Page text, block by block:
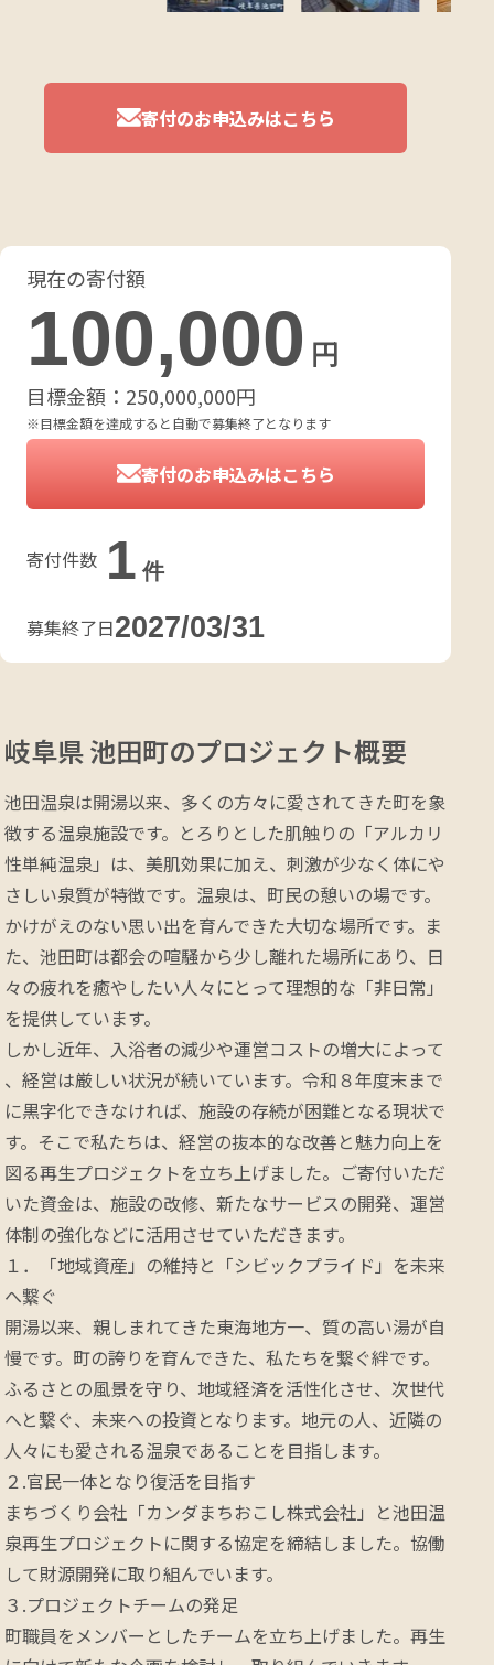
岐阜県 池田町のプロジェクト概要
池田温泉は開湯以来、多くの方々に愛されてきた町を象
徴する温泉施設です。とろりとした肌触りの「アルカリ
性単純温泉」は、美肌効果に加え、刺激が少なく体にや
さしい泉質が特徴です。温泉は、町民の憩いの場です。
かけがえのない思い出を育んできた大切な場所です。ま
た、池田町は都会の喧騒から少し離れた場所にあり、日
々の疲れを癒やしたい人々にとって理想的な「非日常」
を提供しています。
しかし近年、入浴者の減少や運営コストの増大によって
、経営は厳しい状況が続いています。令和８年度末まで
に黒字化できなければ、施設の存続が困難となる現状で
す。そこで私たちは、経営の抜本的な改善と魅力向上を
図る再生プロジェクトを立ち上げました。ご寄付いただ
いた資金は、施設の改修、新たなサービスの開発、運営
体制の強化などに活用させていただきます。
１．「地域資産」の維持と「シビックプライド」を未来
へ繋ぐ
開湯以来、親しまれてきた東海地方一、質の高い湯が自
慢です。町の誇りを育んできた、私たちを繋ぐ絆です。
ふるさとの風景を守り、地域経済を活性化させ、次世代
へと繋ぐ、未来への投資となります。地元の人、近隣の
人々にも愛される温泉であることを目指します。
２.官民一体となり復活を目指す
まちづくり会社「カンダまちおこし株式会社」と池田温
泉再生プロジェクトに関する協定を締結しました。協働
して財源開発に取り組んでいます。
３.プロジェクトチームの発足
町職員をメンバーとしたチームを立ち上げました。再生
寄付のお申込みはこちら
現在の寄付額
100,000 円
目標金額： 250,000,000円
※目標金額を達成すると自動で募集終了となります
寄付のお申込みはこちら
寄付件数 1 件
募集終了日2027/03/31